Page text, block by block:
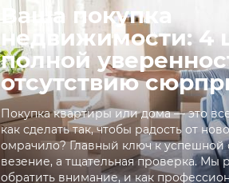
Ваша покупка
недвижимости: 4
полной
отсутствию
Покупка квартиры или дома — это
как сделать так, чтобы радость от
омрачило? Главный ключ к успешной
везение, а тщательная проверка. Мы
обратить внимание, и как